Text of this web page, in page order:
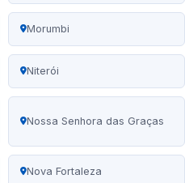
Morumbi
Niterói
Nossa Senhora das Graças
Nova Fortaleza